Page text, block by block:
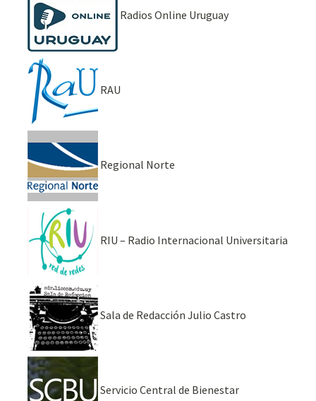
Radios Online Uruguay
RAU
Regional Norte
RIU – Radio Internacional Universitaria
Sala de Redacción Julio Castro
Servicio Central de Bienestar